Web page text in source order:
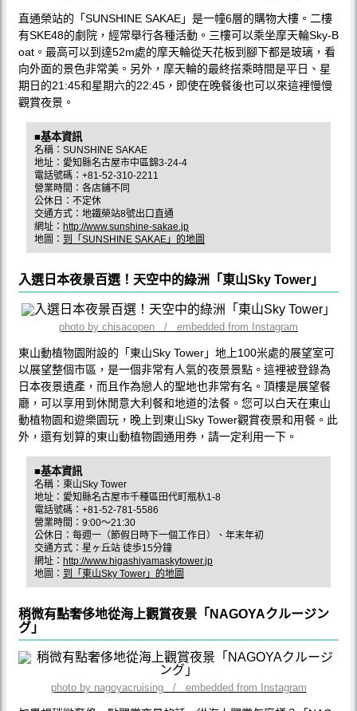
直通榮站的「SUNSHINE SAKAE」是一幢6層的購物大樓。二樓
有SKE48的劇院，經常舉行各種活動。三樓可以乘坐摩天輪Sky-B
oat。最高可以到達52m處的摩天輪從天花板到腳下都是玻璃，看
向外面的景色非常美。另外，摩天輪的最終搭乘時間是平日、星
期日的21:45和星期六的22:45，即使在晚餐後也可以來這裡慢慢
觀賞夜景。
■基本資訊
名稱：SUNSHINE SAKAE
地址：愛知縣名古屋市中區錦3-24-4
電話號碼：+81-52-310-2211
營業時間：各店鋪不同
公休日：不定休
交通方式：地鐵榮站8號出口直通
網址： http://www.sunshine-sakae.jp
地圖： 到「SUNSHINE SAKAE」的地圖
入選日本夜景百選！天空中的綠洲「東山Sky Tower」
photo by chisacopen / embedded from Instagram
東山動植物園附設的「東山Sky Tower」地上100米處的展望室可
以展望整個市區，是一個非常有人氣的夜景景點。這裡被登錄為
日本夜景遺產，而且作為戀人的聖地也非常有名。頂樓是展望餐
廳，可以享用到休閒意大利餐和地道的法餐。您可以白天在東山
動植物園和遊樂園玩，晚上到東山Sky Tower觀賞夜景和用餐。此
外，還有划算的東山動植物園通用券，請一定利用一下。
■基本資訊
名稱：東山Sky Tower
地址：愛知縣名古屋市千種區田代町瓶杁1-8
電話號碼：+81-52-781-5586
營業時間：9:00〜21:30
公休日：每週一（節假日時下一個工作日）、年末年初
交通方式：星ヶ丘站 徒歩15分鐘
網址： http://www.higashiyamaskytower.jp
地圖： 到「東山Sky Tower」的地圖
稍微有點奢侈地從海上觀賞夜景「NAGOYAクルージン
グ」
photo by nagoyacruising / embedded from Instagram